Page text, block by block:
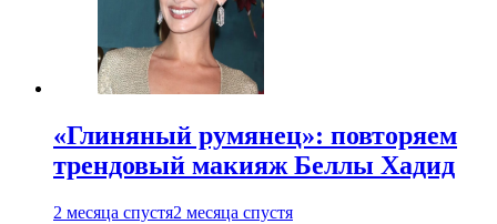
«Глиняный румянец»: повторяем
трендовый макияж Беллы Хадид
2 месяца спустя2 месяца спустя